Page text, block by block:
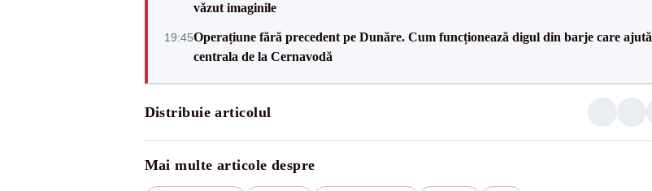
văzut imaginile
19:45Operațiune fără precedent pe Dunăre. Cum funcționează digul din barje care ajută
centrala de la Cernavodă
Distribuie articolul
Mai multe articole despre